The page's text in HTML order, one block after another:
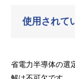
使用されて
省電力半導体の選